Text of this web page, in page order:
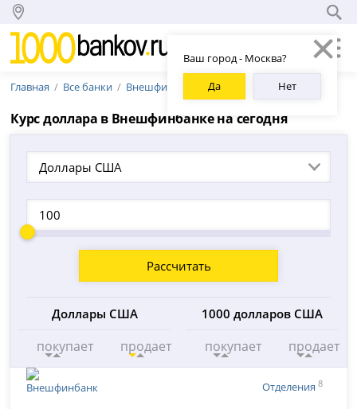
Ваш город - Москва?
Да
Нет
Главная Все банки Внешфинбанк
Курс доллара в Внешфинбанке на сегодня
Доллары США
Рассчитать
Доллары США
покупает продает
1000 долларов США
покупает продает
Отделения 8